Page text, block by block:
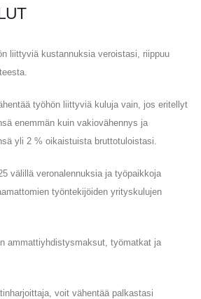
liittyviä kustannuksia veroistasi, riippuu
työhön liittyviä kuluja vain, jos eritellyt
enemmän kuin vakiovähennys ja
yli 2 % oikaistuista bruttotuloistasi.
välillä veronalennuksia ja työpaikkoja
työntekijöiden yrityskulujen
ammattiyhdistysmaksut, työmatkat ja
voit vähentää palkastasi